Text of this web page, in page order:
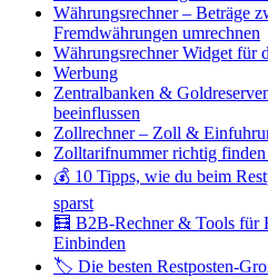
Währungsrechner – Beträge
Fremdwährungen umrechnen
Währungsrechner Widget für
Werbung
Zentralbanken &
beeinflussen
Zollrechner – Zoll &
Zolltarifnummer richtig
💰 10 Tipps, wie du beim
sparst
🧮 B2B-Rechner & Tools für
Einbinden
🏷️ Die besten Restposten-